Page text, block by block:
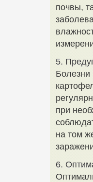
почвы,
5.
Болезни
при
на том
6.